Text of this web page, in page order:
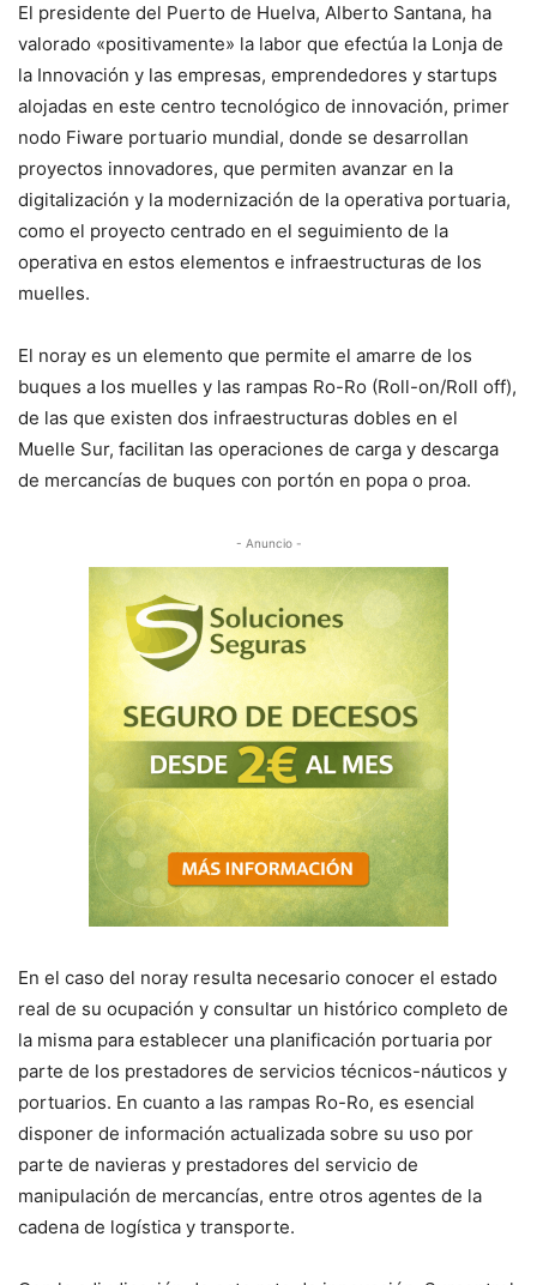
El presidente del Puerto de Huelva, Alberto Santana, ha
valorado «positivamente» la labor que efectúa la Lonja de
la Innovación y las empresas, emprendedores y startups
alojadas en este centro tecnológico de innovación, primer
nodo Fiware portuario mundial, donde se desarrollan
proyectos innovadores, que permiten avanzar en la
digitalización y la modernización de la operativa portuaria,
como el proyecto centrado en el seguimiento de la
operativa en estos elementos e infraestructuras de los
muelles.
El noray es un elemento que permite el amarre de los
buques a los muelles y las rampas Ro-Ro (Roll-on/Roll off),
de las que existen dos infraestructuras dobles en el
Muelle Sur, facilitan las operaciones de carga y descarga
de mercancías de buques con portón en popa o proa.
- Anuncio -
En el caso del noray resulta necesario conocer el estado
real de su ocupación y consultar un histórico completo de
la misma para establecer una planificación portuaria por
parte de los prestadores de servicios técnicos-náuticos y
portuarios. En cuanto a las rampas Ro-Ro, es esencial
disponer de información actualizada sobre su uso por
parte de navieras y prestadores del servicio de
manipulación de mercancías, entre otros agentes de la
cadena de logística y transporte.